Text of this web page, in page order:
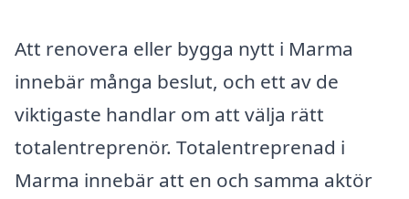
Att renovera eller bygga nytt i Marma
innebär många beslut, och ett av de
viktigaste handlar om att välja rätt
totalentreprenör. Totalentreprenad i
Marma innebär att en och samma aktör